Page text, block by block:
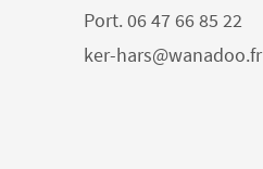
Port. 06 47 66 85 22
ker-hars@wanadoo.fr